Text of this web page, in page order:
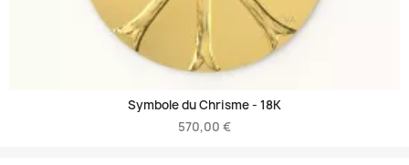
Symbole du Chrisme - 18K
570,00 €